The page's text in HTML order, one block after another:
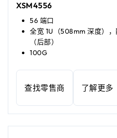
XSM4556
56 端口
全宽 1U（508mm 深度）
（后部）
100G
查找零售商 了解更多